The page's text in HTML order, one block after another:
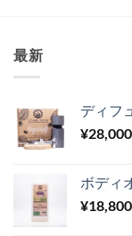
最新
ディフ
¥28,000
ボディ
¥18,800